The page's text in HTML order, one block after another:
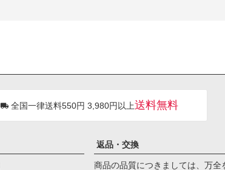
全国一律送料550円 3,980円以上送料無料
返品・交換
商品の品質につきましては、万全